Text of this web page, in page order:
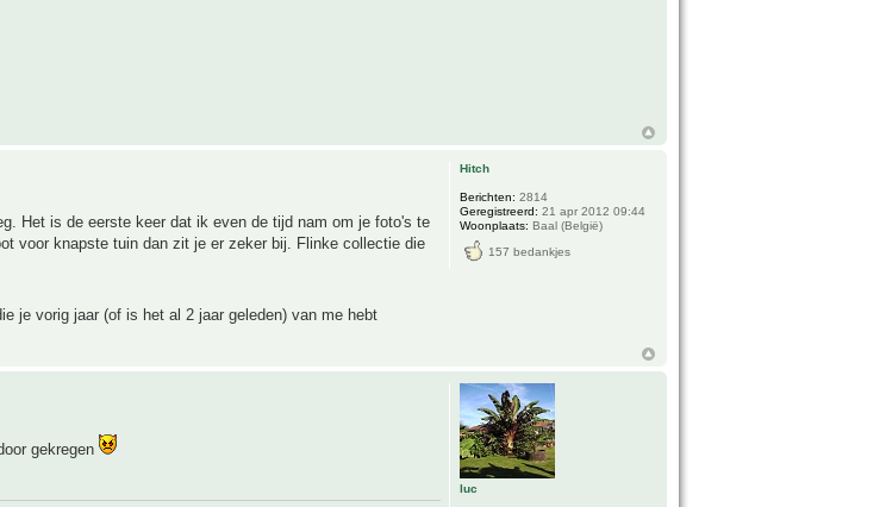
Het is de eerste keer dat ik even de tijd nam om je foto's te
voor knapste tuin dan zit je er zeker bij. Flinke collectie die
je vorig jaar (of is het al 2 jaar geleden) van me hebt
Hitch
Berichten: 2814
Geregistreerd: 21 apr 2012 09:44
Woonplaats: Baal (België)
157 bedankjes
gekregen
luc